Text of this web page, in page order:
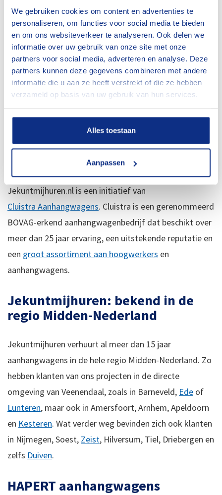
We gebruiken cookies om content en advertenties te
personaliseren, om functies voor social media te bieden
en om ons websiteverkeer te analyseren. Ook delen we
informatie over uw gebruik van onze site met onze
partners voor social media, adverteren en analyse. Deze
partners kunnen deze gegevens combineren met andere
informatie die u aan ze heeft verstrekt of die ze hebben
verzameld op basis van uw gebruik van hun services.
Alles toestaan
Aanpassen
bagagewagens voor vakanties aan. Je leest het, voor
elke klus de juiste aanhangwagen.
Zeker een aanhangwagen
huren…
Als je op pad bent met een van onze aanhangers, hoef
onderhouden we zelf in onze eigen werkplaats. Dat is
wel zo prettig. Zeker een aanhangwagen huren noemen
Jekuntmijhuren.nl is een initiatief van
Cluistra Aanhangwagens. Cluistra is een gerenommeerd
BOVAG-erkend aanhangwagenbedrijf dat beschikt over
meer dan 25 jaar ervaring, een uitstekende reputatie en
een groot assortiment aan hoogwerkers en
aanhangwagens.
Jekuntmijhuren: bekend in de
regio Midden-Nederland
Jekuntmijhuren verhuurt al meer dan 15 jaar
aanhangwagens in de hele regio Midden-Nederland. Zo
hebben klanten van ons projecten in de directe
omgeving van Veenendaal, zoals in Barneveld, Ede of
Lunteren, maar ook in Amersfoort, Arnhem, Apeldoorn
en Kesteren. Wat verder weg bevinden zich ook klanten
in Nijmegen, Soest, Zeist, Hilversum, Tiel, Driebergen en
zelfs Duiven.
HAPERT aanhangwagens